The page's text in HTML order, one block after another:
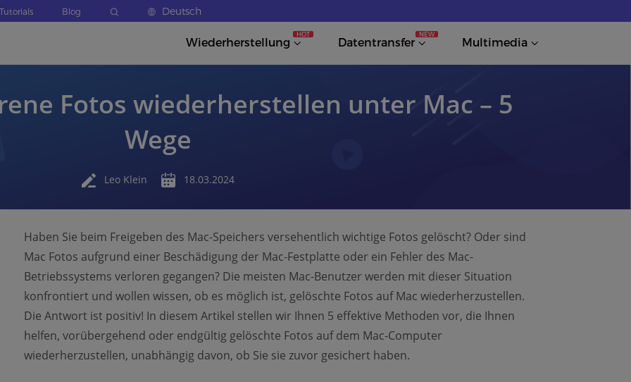
Tutorials Blog Deutsch
Wiederherstellung
HOT
Datentransfer
NEW
Multimedia
Fotos wiederherstellen unter Mac – 5
Wege
Leo Klein 18.03.2024
Haben Sie beim Freigeben des Mac-Speichers versehentlich wichtige Fotos gelöscht? Oder sind
Mac Fotos aufgrund einer Beschädigung der Mac-Festplatte oder ein Fehler des Mac-
Betriebssystems verloren gegangen? Die meisten Mac-Benutzer werden mit dieser Situation
konfrontiert und wollen wissen, ob es möglich ist, gelöschte Fotos auf Mac wiederherzustellen.
Die Antwort ist positiv! In diesem Artikel stellen wir Ihnen 5 effektive Methoden vor, die Ihnen
helfen, vorübergehend oder endgültig gelöschte Fotos auf dem Mac-Computer
wiederherzustellen, unabhängig davon, ob Sie sie zuvor gesichert haben.